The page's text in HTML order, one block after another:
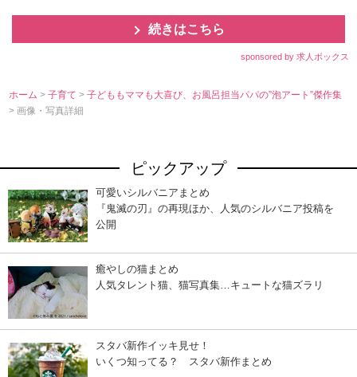
続きはこちら
sponsored by 求人ボックス
ホーム >子育て>子どももママも大喜び、お風呂担当パパの”泡アート”傑作集
> 画像・写真詳細
ピックアップ
可愛いシルバニアまとめ
『鬼滅の刃』の再現ほか、人気のシルバニア投稿を
公開
癒やしの猫まとめ
人気タレント猫、猫写真集…キュートな猫ズラリ
スタバ新作イッキ見せ！
いくつ知ってる？ スタバ新作まとめ